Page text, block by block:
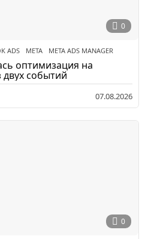
0
ADS ,META ,META ADS MANAGER
оптимизация на
двух событий
07.08.2026
0